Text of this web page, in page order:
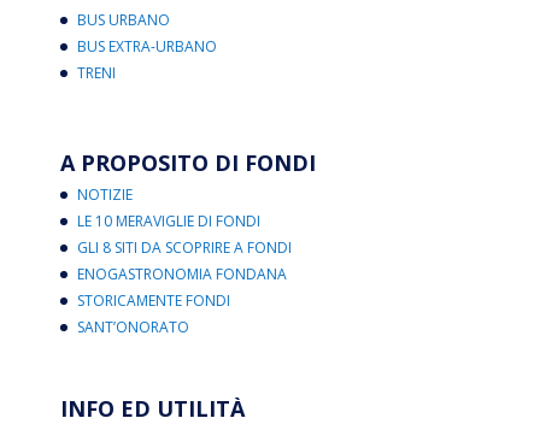
BUS URBANO
BUS EXTRA-URBANO
TRENI
A PROPOSITO DI FONDI
NOTIZIE
LE 10 MERAVIGLIE DI FONDI
GLI 8 SITI DA SCOPRIRE A FONDI
ENOGASTRONOMIA FONDANA
STORICAMENTE FONDI
SANT’ONORATO
INFO ED UTILITÀ